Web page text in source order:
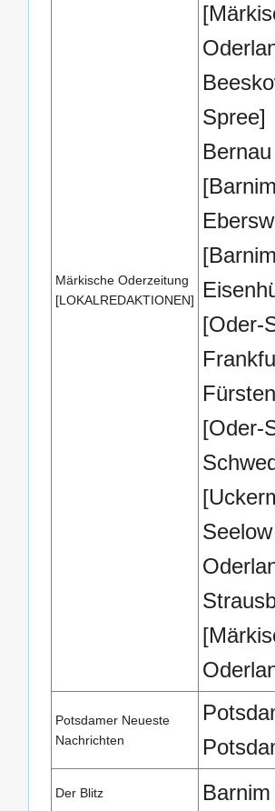
Märkische Oderzeitung
[LOKALREDAKTIONEN]
Spree]
[Oder-
[Oder-
Potsdamer Neueste
Nachrichten
Der Blitz Barnim